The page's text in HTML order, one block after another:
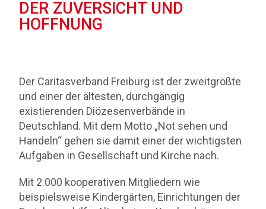
DER ZUVERSICHT UND
HOFFNUNG
Der Caritasverband Freiburg ist der zweitgrößte
und einer der ältesten, durchgängig
existierenden Diözesenverbände in
Deutschland. Mit dem Motto „Not sehen und
Handeln“ gehen sie damit einer der wichtigsten
Aufgaben in Gesellschaft und Kirche nach.
Mit 2.000 kooperativen Mitgliedern wie
beispielsweise Kindergärten, Einrichtungen der